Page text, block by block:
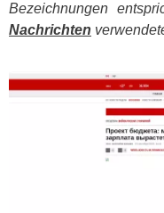
Bezeichnungen
Nachrichten